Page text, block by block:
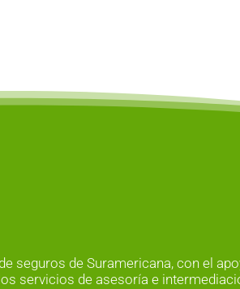
seguros de Suramericana, con el
servicios de asesoría e